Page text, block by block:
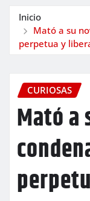
Inicio
Mató a su
perpetua y
CURIOSAS
Mató a